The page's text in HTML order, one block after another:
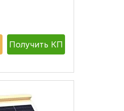
Получить КП